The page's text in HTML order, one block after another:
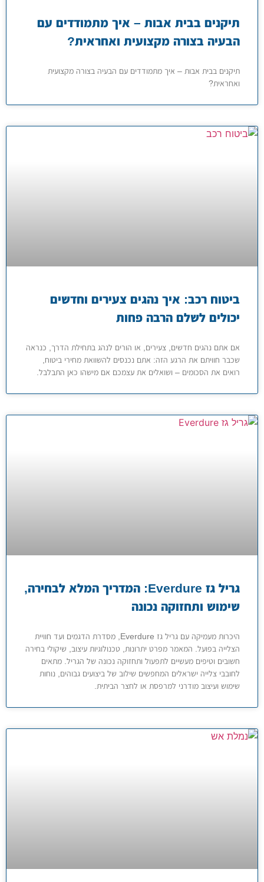
תיקנים בבית אבות – איך מתמודדים עם
הבעיה בצורה מקצועית ואחראית?
תיקנים בבית אבות – איך מתמודדים עם הבעיה בצורה מקצועית
ואחראית?
ביטוח רכב: איך נהגים צעירים וחדשים
יכולים לשלם הרבה פחות
אם אתם נהגים חדשים, צעירים, או הורים לנהג בתחילת הדרך, כנראה
שכבר חוויתם את הרגע הזה: אתם נכנסים להשוואת מחירי ביטוח,
רואים את הסכומים – ושואלים את עצמכם אם מישהו כאן התבלבל.
גריל גז Everdure: המדריך המלא לבחירה,
שימוש ותחזוקה נכונה
היכרות מעמיקה עם גריל גז Everdure, מסדרת הדגמים ועד חוויית
הצלייה בפועל. המאמר מפרט יתרונות, טכנולוגיות עיצוב, שיקולי בחירה
חשובים וטיפים מעשיים לתפעול ותחזוקה נכונה של הגריל. מתאים
לחובבי צלייה ישראלים המחפשים שילוב של ביצועים גבוהים, נוחות
שימוש ועיצוב מודרני למרפסת או לחצר הביתית.